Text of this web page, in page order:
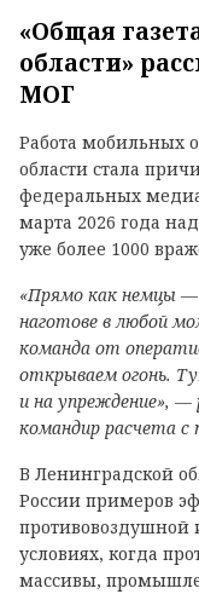
«Общая
области»
МОГ
Работа мобильных
области стала
федеральных
марта 2026 года
уже более 1000
«Прямо как немцы
наготове в любой
команда от
открываем огонь.
и на упреждение», —
командир расчета с
В Ленинградской
России примеров
противовоздушной
условиях, когда
массивы,